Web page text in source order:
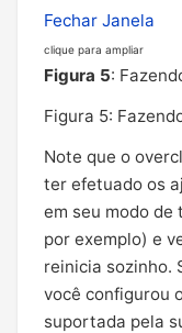
Fechar Janela
clique para ampliar
Figura 5:
Figura 5:
Note que o
ter efetuado os
em seu modo de
por exemplo) e
reinicia sozinho.
você configurou
suportada pela